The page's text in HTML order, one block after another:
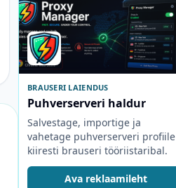
BRAUSERI LAIENDUS
Puhverserveri haldur
Salvestage, importige ja
vahetage puhverserveri profiile
kiiresti brauseri tööriistaribal.
Ava reklaamileht